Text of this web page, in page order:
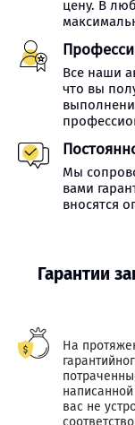
цену. В
Все наши
что вы
Мы
вами
вносятся
Гарантии
На
вас не